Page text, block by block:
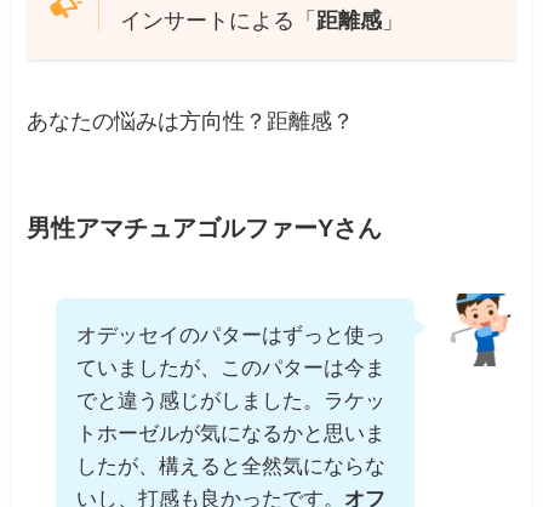
インサートによる「 距離感」
あなたの悩みは方向性？距離感？
男性アマチュアゴルファーYさん
オデッセイのパターはずっと使っ
ていましたが、このパターは今ま
でと違う感じがしました。ラケッ
トホーゼルが気になるかと思いま
したが、構えると全然気にならな
いし、打感も良かったです。 オフ